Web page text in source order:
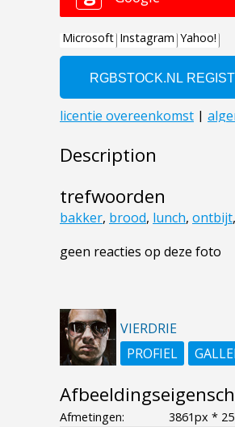
Description
trefwoorden
bakker, brood, lunch, ontbijt,
geen reacties op deze foto
VIERDRIE
PROFIEL
Afmetingen:
3861px *